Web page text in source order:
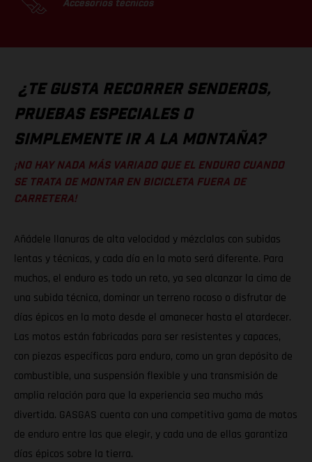
Accesorios técnicos
¿TE GUSTA RECORRER SENDEROS,
PRUEBAS ESPECIALES O
SIMPLEMENTE IR A LA MONTAÑA?
¡NO HAY NADA MÁS VARIADO QUE EL ENDURO CUANDO
SE TRATA DE MONTAR EN BICICLETA FUERA DE
CARRETERA!
Añádele llanuras de alta velocidad y mézclalas con subidas
lentas y técnicas, y cada día en la moto será diferente. Para
muchos, el enduro es todo un reto, ya sea alcanzar la cima de
una subida técnica, dominar un terreno rocoso o disfrutar de
días épicos en la moto desde el amanecer hasta el atardecer.
Las motos están fabricadas para ser resistentes y capaces,
con piezas específicas para enduro, como un gran depósito de
combustible, una suspensión flexible y una transmisión de
amplia relación para que la experiencia sea mucho más
divertida. GASGAS cuenta con una competitiva gama de motos
de enduro entre las que elegir, y cada una de ellas garantiza
días épicos sobre la tierra.